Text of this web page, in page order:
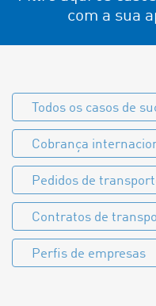
com a sua
Todos os casos de
Cobrança
Pedidos de
Contratos de
Perfis de empresas